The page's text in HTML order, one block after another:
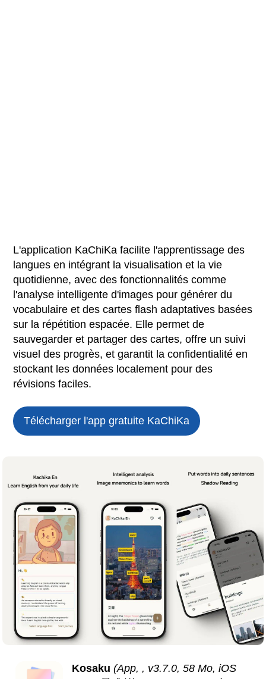
L'application KaChiKa facilite l'apprentissage des
langues en intégrant la visualisation et la vie
quotidienne, avec des fonctionnalités comme
l'analyse intelligente d'images pour générer du
vocabulaire et des cartes flash adaptatives basées
sur la répétition espacée. Elle permet de
sauvegarder et partager des cartes, offre un suivi
visuel des progrès, et garantit la confidentialité en
stockant les données localement pour des
révisions faciles.
Télécharger l'app gratuite KaChiKa
Kosaku (App, , v3.7.0, 58 Mo, iOS